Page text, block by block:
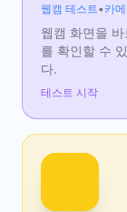
웹캠 테스트 • 카
웹캠 화면을
를 확인할 수
다.
테스트 시작